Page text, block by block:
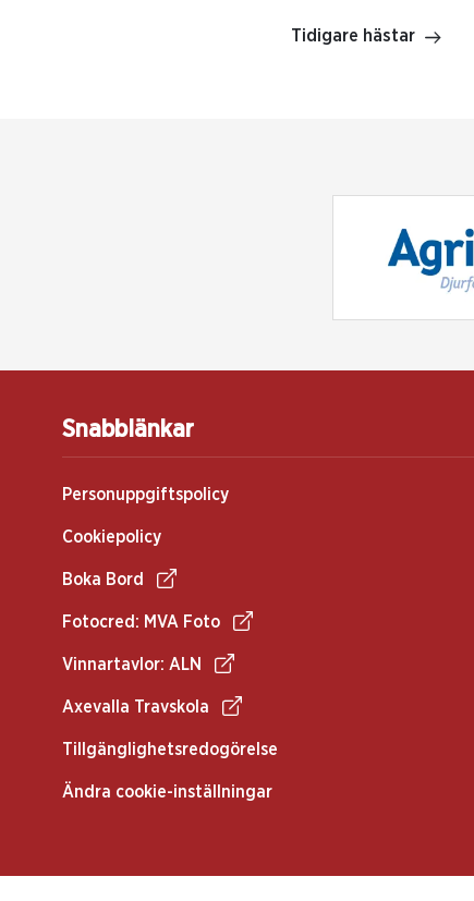
Tidigare hästar
Snabblänkar
Personuppgiftspolicy
Cookiepolicy
Boka Bord
Fotocred: MVA Foto
Vinnartavlor: ALN
Axevalla Travskola
Tillgänglighetsredogörelse
Ändra cookie-inställningar